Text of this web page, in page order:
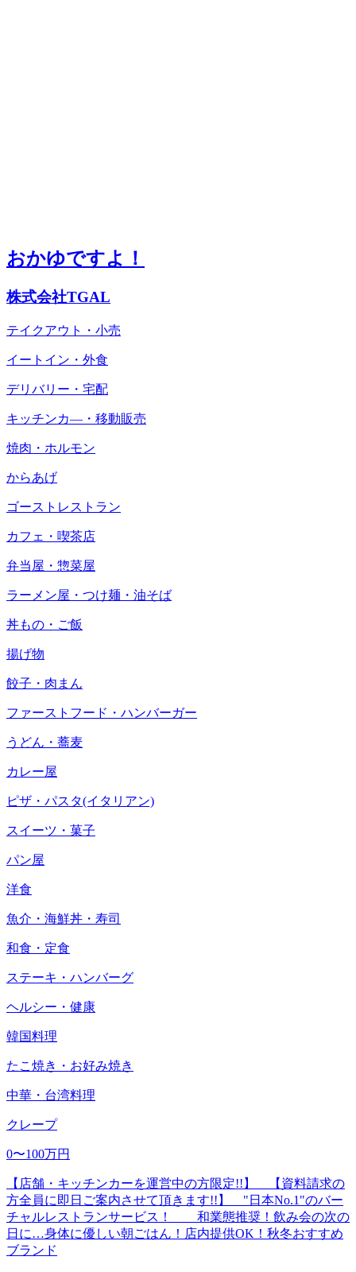
おかゆですよ！
株式会社TGAL
テイクアウト・小売
イートイン・外食
デリバリー・宅配
キッチンカ―・移動販売
焼肉・ホルモン
からあげ
ゴーストレストラン
カフェ・喫茶店
弁当屋・惣菜屋
ラーメン屋・つけ麺・油そば
丼もの・ご飯
揚げ物
餃子・肉まん
ファーストフード・ハンバーガー
うどん・蕎麦
カレー屋
ピザ・パスタ(イタリアン)
スイーツ・菓子
パン屋
洋食
魚介・海鮮丼・寿司
和食・定食
ステーキ・ハンバーグ
ヘルシー・健康
韓国料理
たこ焼き・お好み焼き
中華・台湾料理
クレープ
0〜100万円
【店舗・キッチンカーを運営中の方限定!!】 【資料請求の
方全員に即日ご案内させて頂きます!!】 "日本No.1"のバー
チャルレストランサービス！ 和業態推奨！飲み会の次の
日に…身体に優しい朝ごはん！店内提供OK！秋冬おすすめ
ブランド